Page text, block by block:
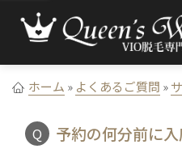
Skip to content
ブラジリアン
毛専門サロン
東京/新宿・池袋・恵比寿にあ
ン 。VIO脱毛や鼻毛・眉毛の脱
店/ワックス脱毛のプロがあな
ト。駅近＆22時まで営業。当
ホーム » よくあるご質問 »
予約の何分前に